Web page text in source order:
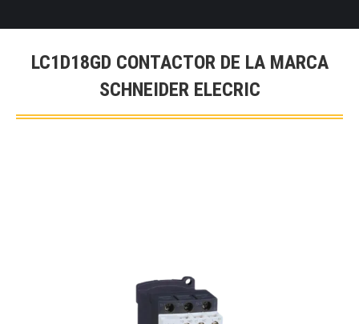
LC1D18GD CONTACTOR DE LA MARCA
SCHNEIDER ELECRIC